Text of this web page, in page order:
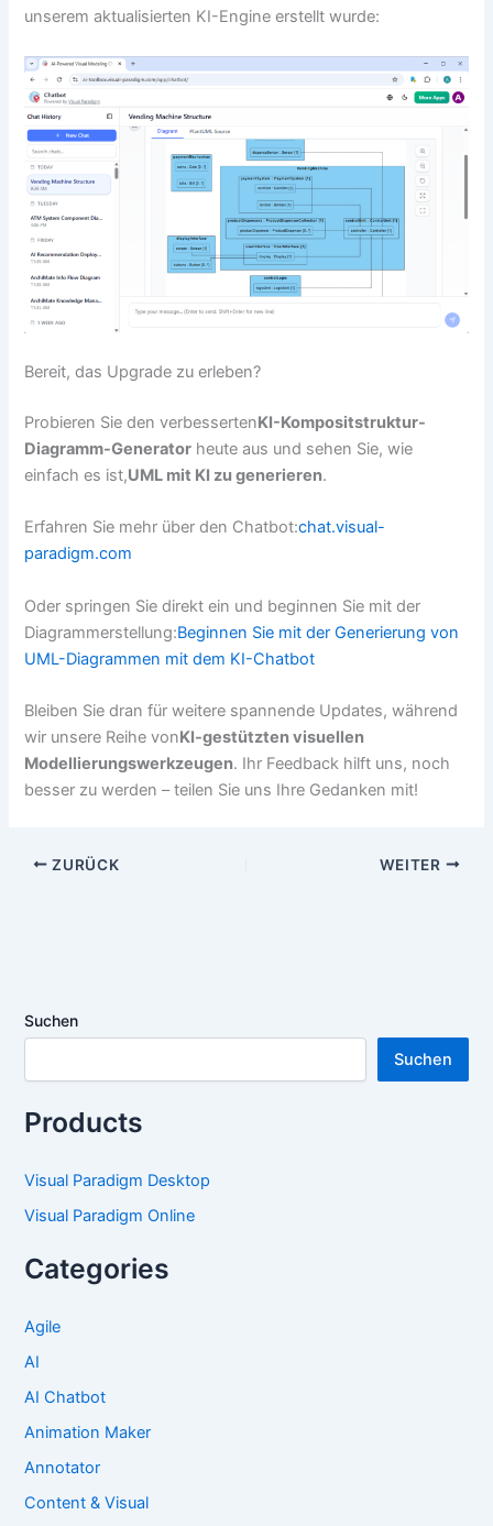
unserem aktualisierten KI-Engine erstellt wurde:
Bereit, das Upgrade zu erleben?
Probieren Sie den verbessertenKI-Kompositstruktur-
Diagramm-Generator heute aus und sehen Sie, wie
einfach es ist,UML mit KI zu generieren.
Erfahren Sie mehr über den Chatbot:chat.visual-
paradigm.com
Oder springen Sie direkt ein und beginnen Sie mit der
Diagrammerstellung:Beginnen Sie mit der Generierung von
UML-Diagrammen mit dem KI-Chatbot
Bleiben Sie dran für weitere spannende Updates, während
wir unsere Reihe vonKI-gestützten visuellen
Modellierungswerkzeugen. Ihr Feedback hilft uns, noch
besser zu werden – teilen Sie uns Ihre Gedanken mit!
ZURÜCK WEITER
Suchen
Suchen
Products
Visual Paradigm Desktop
Visual Paradigm Online
Categories
Agile
AI
AI Chatbot
Animation Maker
Annotator
Content & Visual